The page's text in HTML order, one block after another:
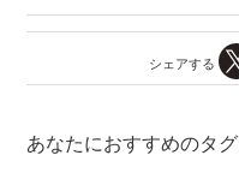
シェアする
あなたにおすすめのタグ